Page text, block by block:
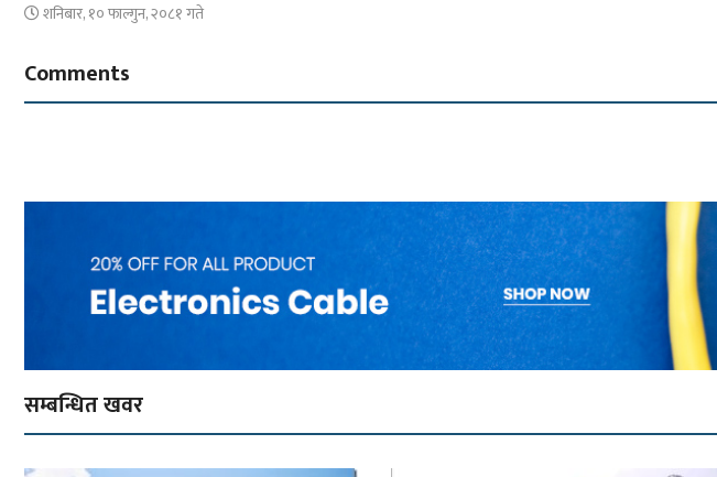
शनिबार, १० फाल्गुन, २०८१ गते
Comments
सम्बन्धित खवर